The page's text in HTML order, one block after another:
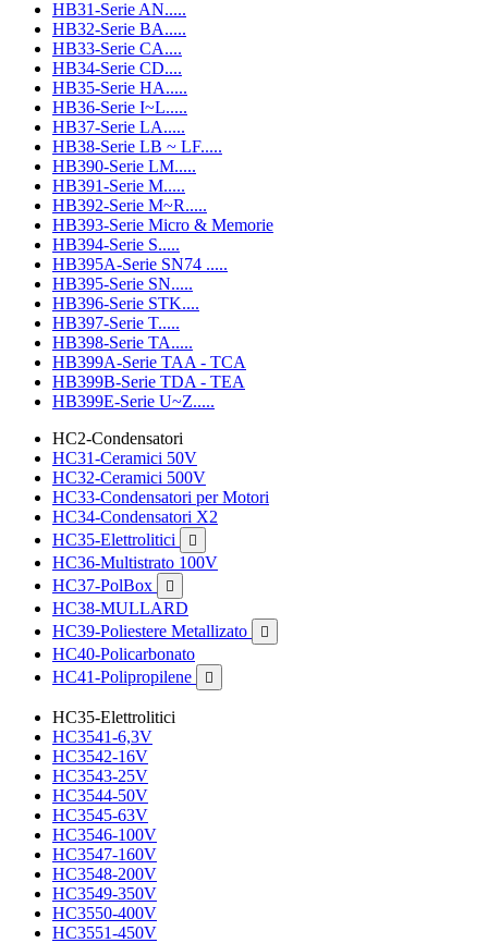
HB31-Serie AN.....
HB32-Serie BA.....
HB33-Serie CA....
HB34-Serie CD....
HB35-Serie HA.....
HB36-Serie I~L.....
HB37-Serie LA.....
HB38-Serie LB ~ LF.....
HB390-Serie LM.....
HB391-Serie M.....
HB392-Serie M~R.....
HB393-Serie Micro & Memorie
HB394-Serie S.....
HB395A-Serie SN74 .....
HB395-Serie SN.....
HB396-Serie STK....
HB397-Serie T.....
HB398-Serie TA.....
HB399A-Serie TAA - TCA
HB399B-Serie TDA - TEA
HB399E-Serie U~Z.....
HC2-Condensatori
HC31-Ceramici 50V
HC32-Ceramici 500V
HC33-Condensatori per Motori
HC34-Condensatori X2
HC35-Elettrolitici

HC36-Multistrato 100V
HC37-PolBox

HC38-MULLARD
HC39-Poliestere Metallizato

HC40-Policarbonato
HC41-Polipropilene

HC35-Elettrolitici
HC3541-6,3V
HC3542-16V
HC3543-25V
HC3544-50V
HC3545-63V
HC3546-100V
HC3547-160V
HC3548-200V
HC3549-350V
HC3550-400V
HC3551-450V